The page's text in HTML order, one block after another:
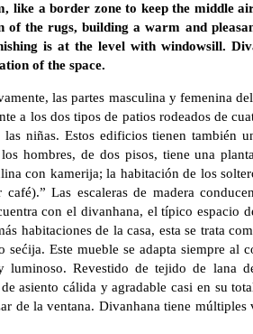
like a border zone to keep the middle
of the rugs, building a warm and
is at the level with windowsill.
of the space.
las partes masculina y femenina
a los dos tipos de patios rodeados de
niñas. Estos edificios tienen también
hombres, de dos pisos, tiene una
con kamerija; la habitación de los
Las escaleras de madera
con el divanhana, el típico
habitaciones de la casa, esta se trata
Este mueble se adapta siempre al
luminoso. Revestido de tejido de lana
asiento cálida y agradable casi en su
de la ventana. Divanhana tiene